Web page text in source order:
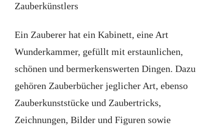
Zauberkünstlers
Ein Zauberer hat ein Kabinett, eine Art
Wunderkammer, gefüllt mit erstaunlichen,
schönen und bermerkenswerten Dingen. Dazu
gehören Zauberbücher jeglicher Art, ebenso
Zauberkunststücke und Zaubertricks,
Zeichnungen, Bilder und Figuren sowie